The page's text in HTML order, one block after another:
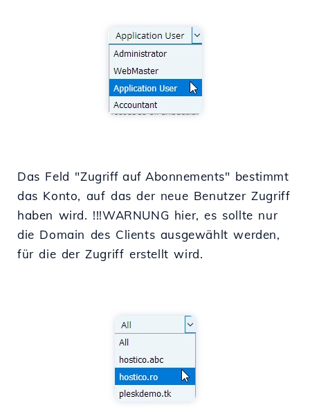
Das Feld "Zugriff auf Abonnements" bestimmt
das Konto, auf das der neue Benutzer Zugriff
haben wird. !!!WARNUNG hier, es sollte nur
die Domain des Clients ausgewählt werden,
für die der Zugriff erstellt wird.